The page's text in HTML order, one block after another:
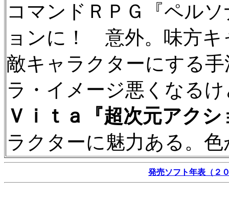
コマンドＲＰＧ『ペル
ョンに！ 意外。味方キ
敵キャラクターにする
ラ・イメージ悪くなる
Ｖｉｔａ『超次元アク
ラクターに魅力ある。
発売ソフト年表（２